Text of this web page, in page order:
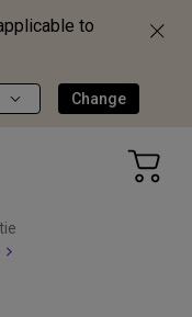
to
Change